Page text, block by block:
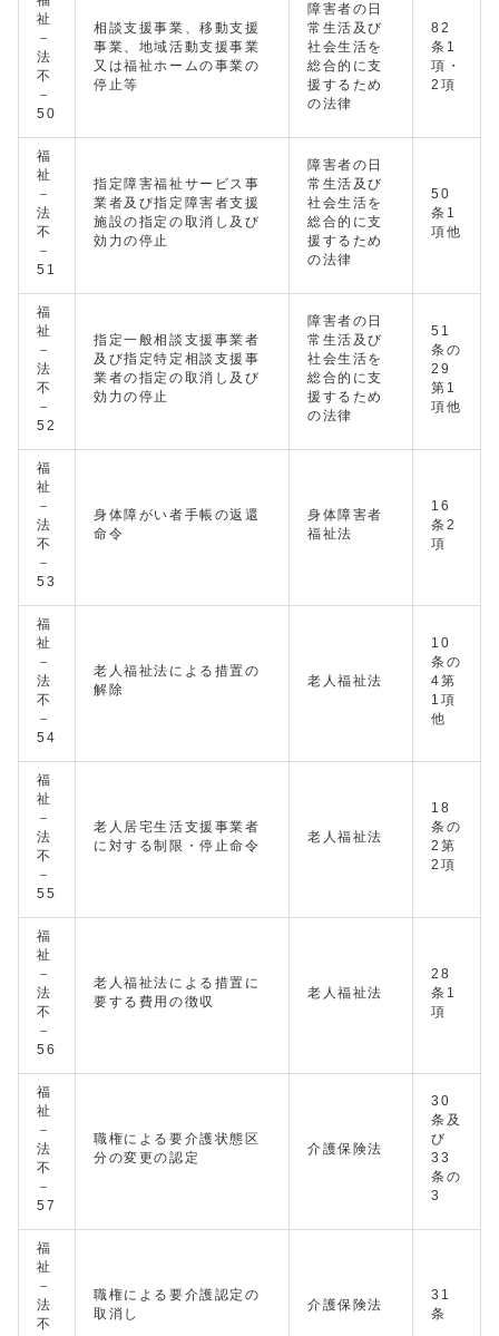
祉
－
法
不
－
50
相談支援事業、移動支援
事業、地域活動支援事業
又は福祉ホームの事業の
停止等
障害者の日
常生活及び
社会生活を
総合的に支
援するため
の法律
82
条1
項・
2項
福
祉
－
法
不
－
51
指定障害福祉サービス事
業者及び指定障害者支援
施設の指定の取消し及び
効力の停止
障害者の日
常生活及び
社会生活を
総合的に支
援するため
の法律
50
条1
項他
福
祉
－
法
不
－
52
指定一般相談支援事業者
及び指定特定相談支援事
業者の指定の取消し及び
効力の停止
障害者の日
常生活及び
社会生活を
総合的に支
援するため
の法律
51
条の
29
第1
項他
福
祉
－
法
不
－
53
身体障がい者手帳の返還
命令
身体障害者
福祉法
16
条2
項
福
祉
－
法
不
－
54
老人福祉法による措置の
解除
老人福祉法
10
条の
4第
1項
他
福
祉
－
法
不
－
55
老人居宅生活支援事業者
に対する制限・停止命令
老人福祉法
18
条の
2第
2項
福
祉
－
法
不
－
56
老人福祉法による措置に
要する費用の徴収
老人福祉法
28
条1
項
福
祉
－
法
不
－
57
職権による要介護状態区
分の変更の認定
介護保険法
30
条及
び
33
条の
3
福
祉
－
法
不
職権による要介護認定の
取消し
介護保険法
31
条